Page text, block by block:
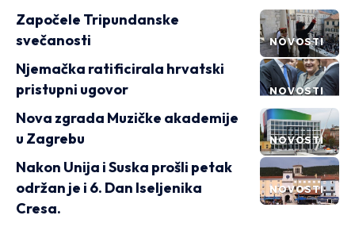
NOVOSTI
Započele Tripundanske
svečanosti
NOVOSTI
Njemačka ratificirala hrvatski
pristupni ugovor
NOVOSTI
Nova zgrada Muzičke akademije
u Zagrebu
NOVOSTI
Nakon Unija i Suska prošli petak
održan je i 6. Dan Iseljenika
Cresa.